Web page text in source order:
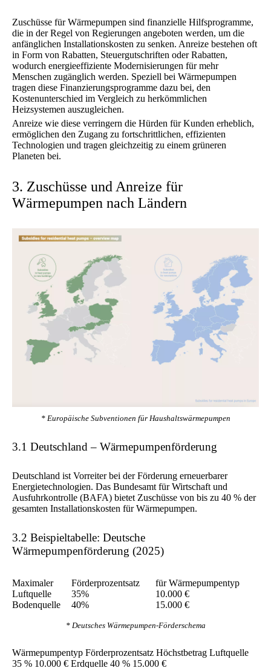
Zuschüsse für Wärmepumpen sind finanzielle Hilfsprogramme,
die in der Regel von Regierungen angeboten werden, um die
anfänglichen Installationskosten zu senken. Anreize bestehen oft
in Form von Rabatten, Steuergutschriften oder Rabatten,
wodurch energieeffiziente Modernisierungen für mehr
Menschen zugänglich werden. Speziell bei Wärmepumpen
tragen diese Finanzierungsprogramme dazu bei, den
Kostenunterschied im Vergleich zu herkömmlichen
Heizsystemen auszugleichen.
Anreize wie diese verringern die Hürden für Kunden erheblich,
ermöglichen den Zugang zu fortschrittlichen, effizienten
Technologien und tragen gleichzeitig zu einem grüneren
Planeten bei.
3. Zuschüsse und Anreize für
Wärmepumpen nach Ländern
* Europäische Subventionen für Haushaltswärmepumpen
3.1 Deutschland – Wärmepumpenförderung
Deutschland ist Vorreiter bei der Förderung erneuerbarer
Energietechnologien. Das Bundesamt für Wirtschaft und
Ausfuhrkontrolle (BAFA) bietet Zuschüsse von bis zu 40 % der
gesamten Installationskosten für Wärmepumpen.
3.2 Beispieltabelle: Deutsche
Wärmepumpenförderung (2025)
Maximaler Förderprozentsatz
für Wärmepumpentyp
Luftquelle
35%
10.000 €
Bodenquelle
40% 15.000 €
* Deutsches Wärmepumpen-Förderschema
Wärmepumpentyp Förderprozentsatz Höchstbetrag Luftquelle
35 % 10.000 € Erdquelle 40 % 15.000 €